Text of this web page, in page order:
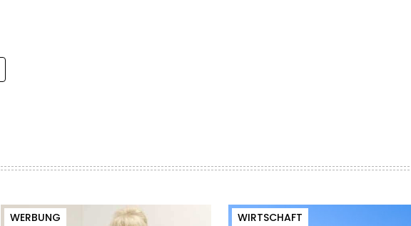
WERBUNG WIRTSCHAFT